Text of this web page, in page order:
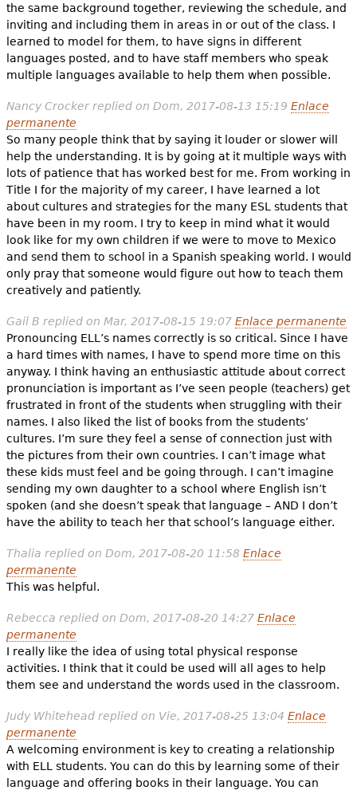
the same background together, reviewing the schedule, and
inviting and including them in areas in or out of the class. I
learned to model for them, to have signs in different
languages posted, and to have staff members who speak
multiple languages available to help them when possible.
Nancy Crockerreplied on Dom, 2017-08-13 15:19 Enlace
permanente
So many people think that by saying it louder or slower will
help the understanding. It is by going at it multiple ways with
lots of patience that has worked best for me. From working in
Title I for the majority of my career, I have learned a lot
about cultures and strategies for the many ESL students that
have been in my room. I try to keep in mind what it would
look like for my own children if we were to move to Mexico
and send them to school in a Spanish speaking world. I would
only pray that someone would figure out how to teach them
creatively and patiently.
Gail B replied on Mar, 2017-08-15 19:07 Enlace permanente
Pronouncing ELL’s names correctly is so critical. Since I have
a hard times with names, I have to spend more time on this
anyway. I think having an enthusiastic attitude about correct
pronunciation is important as I’ve seen people (teachers) get
frustrated in front of the students when struggling with their
names. I also liked the list of books from the students’
cultures. I’m sure they feel a sense of connection just with
the pictures from their own countries. I can’t image what
these kids must feel and be going through. I can’t imagine
sending my own daughter to a school where English isn’t
spoken (and she doesn’t speak that language – AND I don’t
have the ability to teach her that school’s language either.
Thalia replied on Dom, 2017-08-20 11:58 Enlace
permanente
This was helpful.
Rebecca replied on Dom, 2017-08-20 14:27 Enlace
permanente
I really like the idea of using total physical response
activities. I think that it could be used will all ages to help
them see and understand the words used in the classroom.
Judy Whiteheadreplied on Vie, 2017-08-25 13:04 Enlace
permanente
A welcoming environment is key to creating a relationship
with ELL students. You can do this by learning some of their
language and offering books in their language. You can